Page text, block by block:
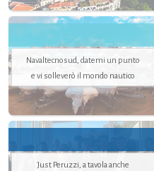
Navaltecnosud, datemi un punto
e vi solleverò il mondo nautico
Just Peruzzi, a tavola anche